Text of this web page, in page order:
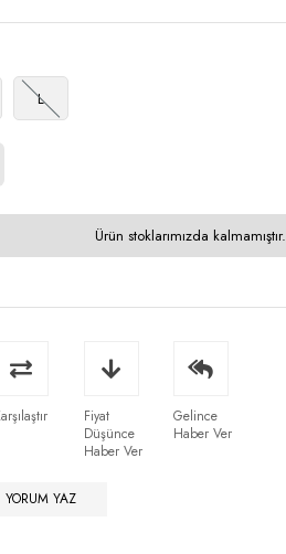
L
Ürün stoklarımızda kalmamıştır.
Fiyat
Düşünce
Haber Ver
Gelince
Haber Ver
YORUM YAZ